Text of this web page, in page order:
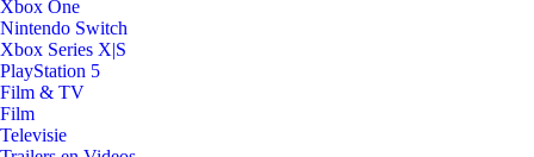
Xbox One
Nintendo Switch
Xbox Series X|S
PlayStation 5
Film & TV
Film
Televisie